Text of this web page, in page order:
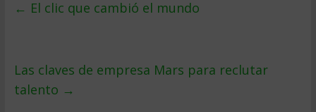
← El clic que cambió el mundo
Las claves de empresa Mars para reclutar
talento →